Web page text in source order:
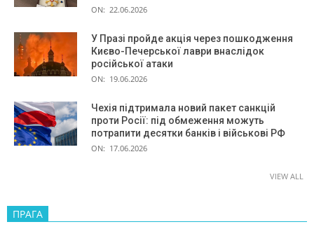
ON: 22.06.2026
У Празі пройде акція через пошкодження
Києво-Печерської лаври внаслідок
російської атаки
ON: 19.06.2026
Чехія підтримала новий пакет санкцій
проти Росії: під обмеження можуть
потрапити десятки банків і військові РФ
ON: 17.06.2026
VIEW ALL
ПРАГА